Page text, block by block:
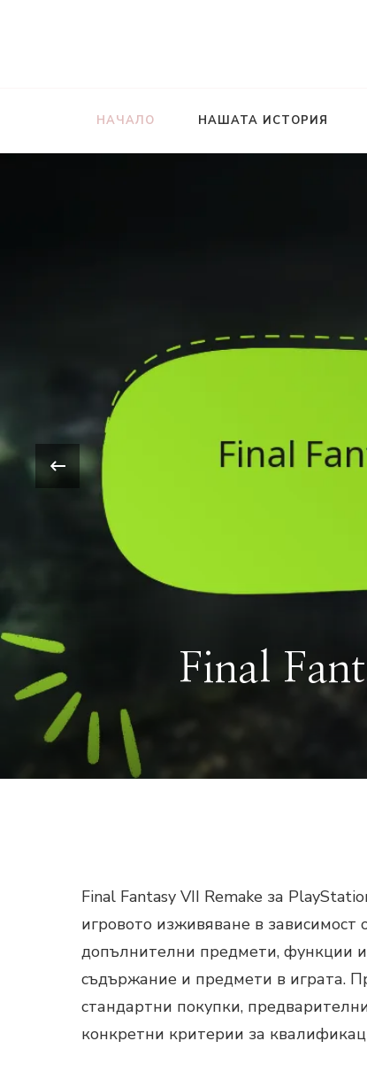
НАЧАЛО НАШАТА ИСТОРИЯ
Final Fantasy VII Remake за
игровото изживяване в зависимост
допълнителни предмети, функции
съдържание и предмети в играта.
стандартни покупки,
конкретни критерии за